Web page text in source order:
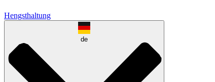
Hengsthaltung
de